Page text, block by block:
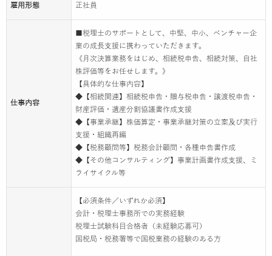
雇用形態 正社員
仕事内容
■税理士のサポートとして、中堅、中小、ベンチャー企
業の成長支援に携わっていただきます。
《月次決算業務をはじめ、相続税申告、相続対策、自社
株評価等をお任せします。》
【具体的な仕事内容】
◆【相続関連】相続税申告・贈与税申告・譲渡税申告・
財産評価・遺産分割協議書作成支援
◆【事業承継】株価算定・事業承継対策の立案及び実行
支援・組織再編
◆【税務顧問等】税務会計顧問・各種申告書作成
◆【その他コンサルティング】事業計画書作成支援、ミ
ライサイクル等
【必須条件／いずれか必須】
会計・税理士事務所での実務経験
税理士試験科目合格者（未経験応募可）
国税局・税務署等で国税業務の経験のある方